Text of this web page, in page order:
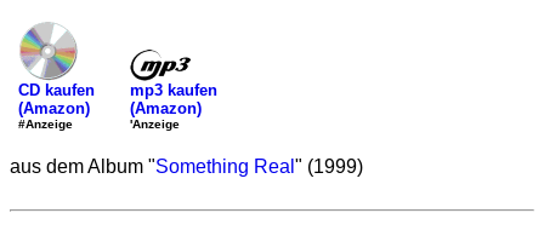
CD kaufen
(Amazon)
#Anzeige
mp3 kaufen
(Amazon)
'Anzeige
aus dem Album "Something Real " (1999)